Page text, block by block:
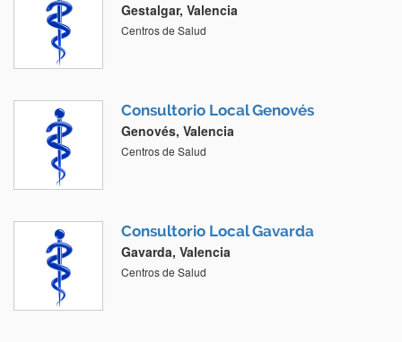
Gestalgar, Valencia
Centros de Salud
Consultorio Local Genovés
Genovés, Valencia
Centros de Salud
Consultorio Local Gavarda
Gavarda, Valencia
Centros de Salud